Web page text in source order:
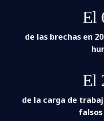
El
de las brechas en
El
de la carga de